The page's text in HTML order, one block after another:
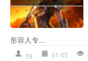
形容人专...
yg 01-05